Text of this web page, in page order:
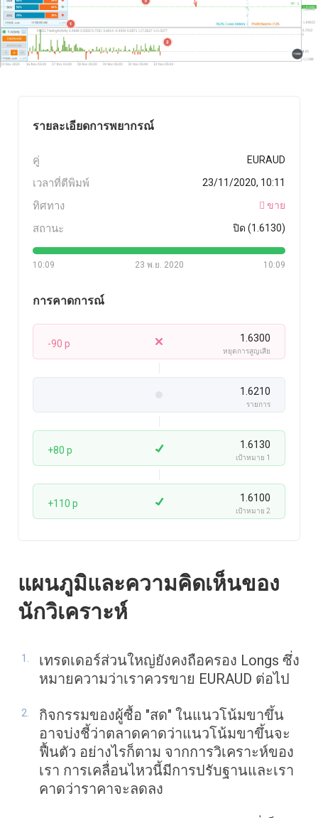
รายละเอียดการพยากรณ์
คู่ EURAUD
เวลาที่ตีพิมพ์ 23/11/2020, 10:11
ทิศทาง ขาย
สถานะ ปิด (1.6130)
10:09 10:09
23 พ.ย. 2020
การคาดการณ์
-90 p 1.6300
หยุดการสูญเสีย
1.6210
รายการ
+80 p 1.6130
เป้าหมาย 1
+110 p 1.6100
เป้าหมาย 2
แผนภูมิและความคิดเห็นของ
นักวิเคราะห์
เทรดเดอร์ส่วนใหญ่ยังคงถือครอง Longs ซึ่ง
หมายความว่าเราควรขาย EURAUD ต่อไป
กิจกรรมของผู้ซื้อ "สด" ในแนวโน้มขาขึ้น
อาจบ่งชี้ว่าตลาดคาดว่าแนวโน้มขาขึ้นจะ
ฟื้นตัว อย่างไรก็ตาม จากการวิเคราะห์ของ
เรา การเคลื่อนไหวนี้มีการปรับฐานและเรา
คาดว่าราคาจะลดลง